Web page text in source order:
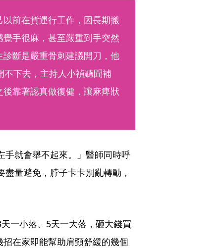
前在貨運行工作，因長期搬
手很麻，甚至嚴重到手突然
斷是嚴重骨刺建議開刀，他
下去，主持人小禎聽聞補
靠著認真做復健，讓麻痺狀
手就會舉不起來。」醫師同時呼
量避免，脖子卡卡別亂轉動，
一小落、5天一大落，砸大錢買
在家即能幫助肩頸舒緩的幾個